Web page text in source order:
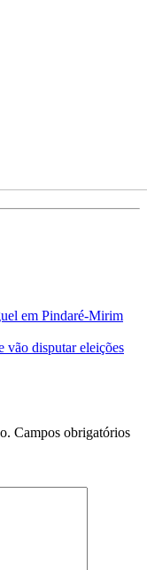
em Pindaré-Mirim
vão disputar eleições
Campos obrigatórios